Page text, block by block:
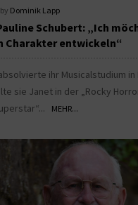
by Dominik Lapp
Schubert: „Ich
Charakter entwickeln“
ihr Musicalstudium in
sie Janet in der „Rocky
MEHR...